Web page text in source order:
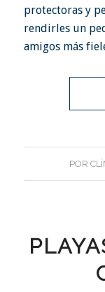
protectoras y
rendirles un
amigos más
POR